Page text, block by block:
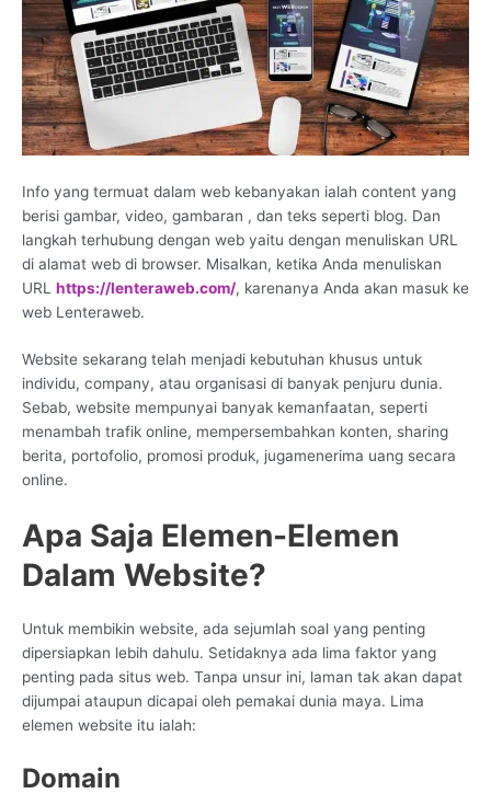
Info yang termuat dalam web kebanyakan ialah content yang
berisi gambar, video, gambaran , dan teks seperti blog. Dan
langkah terhubung dengan web yaitu dengan menuliskan URL
di alamat web di browser. Misalkan, ketika Anda menuliskan
URL https://lenteraweb.com/, karenanya Anda akan masuk ke
web Lenteraweb.
Website sekarang telah menjadi kebutuhan khusus untuk
individu, company, atau organisasi di banyak penjuru dunia.
Sebab, website mempunyai banyak kemanfaatan, seperti
menambah trafik online, mempersembahkan konten, sharing
berita, portofolio, promosi produk, jugamenerima uang secara
online.
Apa Saja Elemen-Elemen
Dalam Website?
Untuk membikin website, ada sejumlah soal yang penting
dipersiapkan lebih dahulu. Setidaknya ada lima faktor yang
penting pada situs web. Tanpa unsur ini, laman tak akan dapat
dijumpai ataupun dicapai oleh pemakai dunia maya. Lima
elemen website itu ialah:
Domain